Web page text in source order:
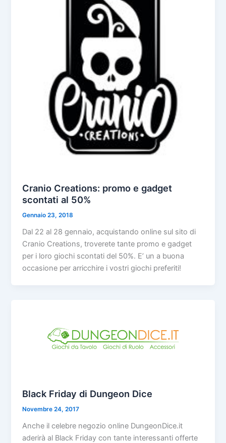
Cranio Creations: promo e gadget
scontati al 50%
Gennaio 23, 2018
Dal 22 al 28 gennaio, acquistando online sul sito di
Cranio Creations, troverete tante promo e gadget
per i loro giochi scontati del 50%. E’ un a buona
occasione per arricchire i vostri giochi preferiti!
Black Friday di Dungeon Dice
Novembre 24, 2017
Anche il celebre negozio online DungeonDice.it
aderirà al Black Friday con tante interessanti offerte